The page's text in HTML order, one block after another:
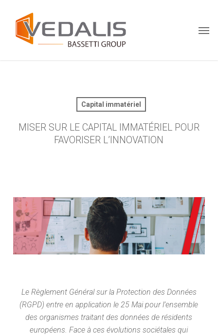
content
Capital immatériel
MISER SUR LE CAPITAL IMMATÉRIEL POUR
FAVORISER L’INNOVATION
Le Règlement Général sur la Protection des Données
(RGPD) entre en application le 25 Mai pour l’ensemble
des organismes traitant des données de résidents
européens. Face à ces évolutions sociétales qui